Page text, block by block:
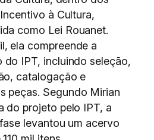
à Cultura,
como Lei Rouanet.
ela compreende a
IPT, incluindo seleção,
catalogação e
peças. Segundo Mirian
do projeto pelo IPT, a
levantou um acervo